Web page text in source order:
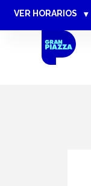
VER HORARIOS ▾